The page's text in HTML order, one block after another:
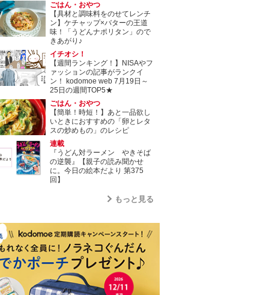
ごはん・おやつ
【具材と調味料をのせてレンチ
ン】ケチャップ×バターの王道
味！「うどんナポリタン」ので
きあがり♪
イチオシ！
【週間ランキング！】NISAやフ
ァッションの記事がランクイ
ン！ kodomoe web 7月19日～
25日の週間TOP5★
ごはん・おやつ
【簡単！時短！】あと一品欲し
いときにおすすめの「卵とレタ
スの炒めもの」のレシピ
連載
『うどん対ラーメン やきそば
の逆襲』【親子の読み聞かせ
に。今日の絵本だより 第375
回】
もっと見る